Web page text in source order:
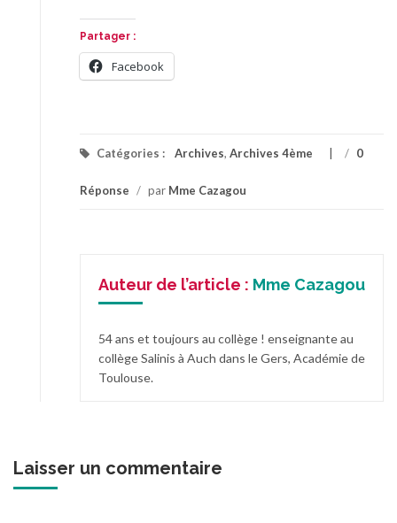
Partager :
Facebook
Catégories : Archives, Archives 4ème / 0
Réponse / par Mme Cazagou
Auteur de l’article : Mme Cazagou
54 ans et toujours au collège ! enseignante au
collège Salinis à Auch dans le Gers, Académie de
Toulouse.
Laisser un commentaire